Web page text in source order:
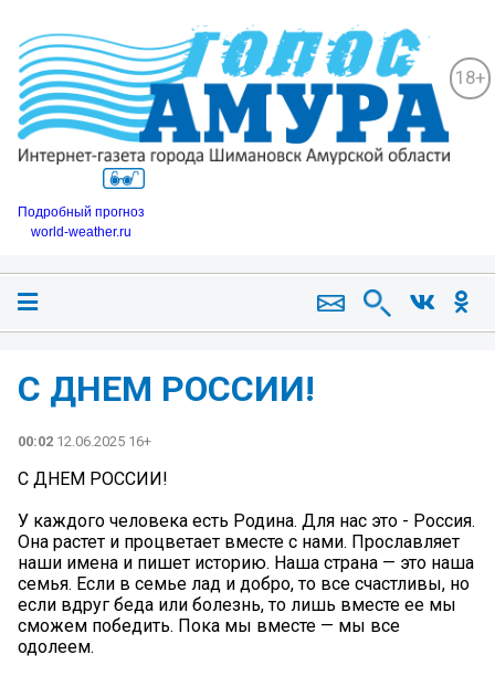
18+
Подробный прогноз
world-weather.ru
С ДНЕМ РОССИИ!
00:02 12.06.2025 16+
С ДНЕМ РОССИИ!
У каждого человека есть Родина. Для нас это - Россия.
Она растет и процветает вместе с нами. Прославляет
наши имена и пишет историю. Наша страна — это наша
семья. Если в семье лад и добро, то все счастливы, но
если вдруг беда или болезнь, то лишь вместе ее мы
сможем победить. Пока мы вместе — мы все
одолеем.